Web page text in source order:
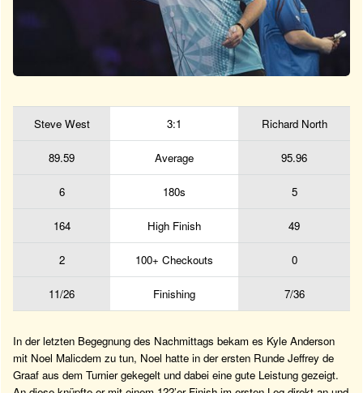
Steve West 3:1 Richard North
89.59 Average 95.96
6 180s 5
164 High Finish 49
2 100+ Checkouts 0
11/26 Finishing 7/36
In der letzten Begegnung des Nachmittags bekam es Kyle Anderson
mit Noel Malicdem zu tun, Noel hatte in der ersten Runde Jeffrey de
Graaf aus dem Turnier gekegelt und dabei eine gute Leistung gezeigt.